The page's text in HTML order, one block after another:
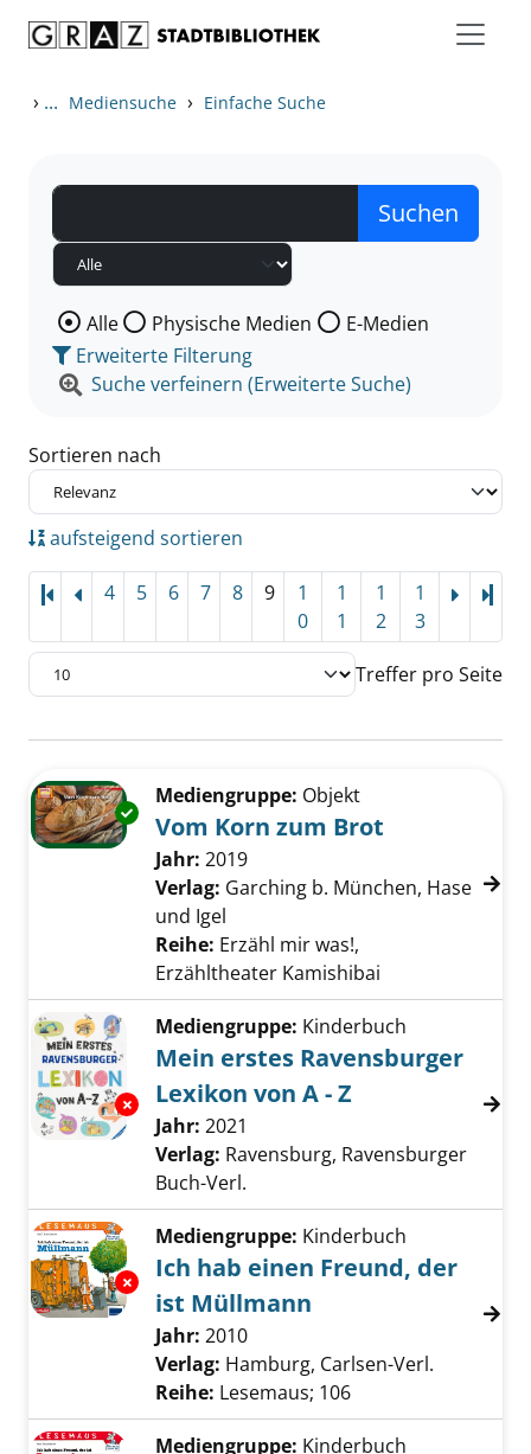
› ... Mediensuche › Einfache Suche
Wählen Sie die Medienart nach der Sie suchen wollen.
Alle Physische Medien
E-Medien
Erweiterte Filterung
Suche verfeinern (Erweiterte Suche)
Sortieren nach
aufsteigend sortieren
4 5 6 7 8 9
1
0
1
1
1
2
1
3
Treffer pro Seite
Zu den Suchfiltern springen
Exemplar-Details von Vom Korn zum Brot
Mediengruppe: Objekt
Vom Korn zum Brot
Suche nach diesem Verfasser
Jahr: 2019
Verlag: Garching b. München, Hase
und Igel
Reihe: Erzähl mir was!,
Erzähltheater Kamishibai
Exemplar-Details von Mein erstes
Mediengruppe: Kinderbuch
Mein erstes Ravensburger
Lexikon von A - Z
Suche nach diesem Verfasser
Jahr: 2021
Verlag: Ravensburg, Ravensburger
Buch-Verl.
Exemplar-Details von Ich hab einen Freund,
Mediengruppe: Kinderbuch
Ich hab einen Freund, der
ist Müllmann
Suche nach diesem Verfasser
Jahr: 2010
Verlag: Hamburg, Carlsen-Verl.
Reihe: Lesemaus; 106
Mediengruppe: Kinderbuch